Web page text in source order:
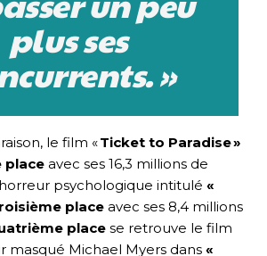
plus ses
»
le film «Ticket to Paradise »
place avec ses 16,3 millions de
psychologique intitulé «
place avec ses 8,4 millions
place se retrouve le film
masqué Michael Myers dans «